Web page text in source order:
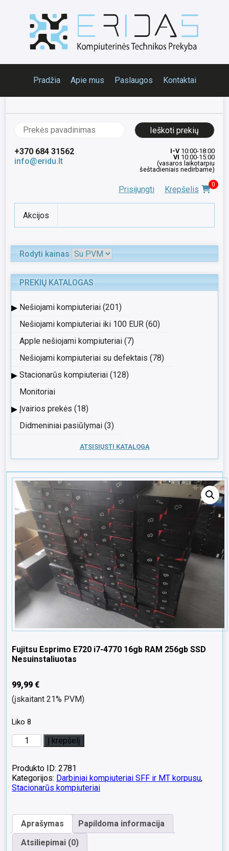
Pradžia Apie mus Paslaugos Kontaktai
Ieškoti:
+370 684 31562
info@eridu.lt
I-V10:00-18:00
VI 10:00-15:00
(vasaros laikotarpiu
šeštadieniais nedirbame)
Prisijungti Krepšelis 0
Akcijos
Rodyti kainas
PREKIŲ KATALOGAS
▸ Nešiojami kompiuteriai (201)
Nešiojami kompiuteriai iki 100 EUR (60)
Apple nešiojami kompiuteriai (7)
Nešiojami kompiuteriai su defektais (78)
▸ Stacionarūs kompiuteriai (128)
Monitoriai
▸ Įvairios prekės (18)
Didmeniniai pasiūlymai (3)
ATSISIŲSTI KATALOGĄ
Fujitsu Esprimo E720 i7-4770 16gb RAM 256gb SSD
Nesuinstaliuotas
99,99€
(įskaitant 21% PVM)
Liko 8
produkto
kiekis:
Esprimo
E720
i7-
RAM
256gb
SSD
Nesuinstaliuotas
Į krepšelį
Produkto ID: 2781
Kategorijos: Darbiniai kompiuteriai SFF ir MT korpusu,
Stacionarūs kompiuteriai
Aprašymas
Papildoma informacija
Atsiliepimai (0)